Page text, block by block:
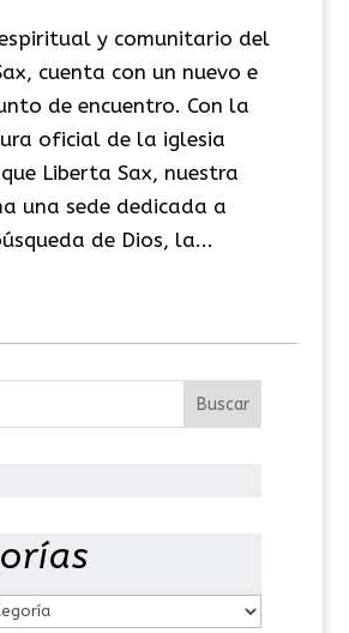
y comunitario del
cuenta con un nuevo e
de encuentro. Con la
oficial de la iglesia
Liberta Sax, nuestra
una sede dedicada a
de Dios, la...